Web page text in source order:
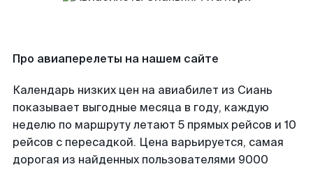
Про авиаперелеты на нашем сайте
Календарь низких цен на авиабилет из Сиань
показывает выгодные месяца в году, каждую
неделю по маршруту летают 5 прямых рейсов и 10
рейсов с пересадкой. Цена варьируется, самая
дорогая из найденных пользователями 9000